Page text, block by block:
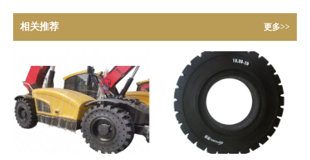
相关推荐 更多>>